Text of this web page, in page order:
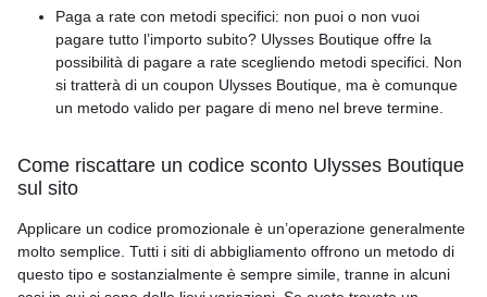
Paga a rate con metodi specifici: non puoi o non vuoi
pagare tutto l’importo subito? Ulysses Boutique offre la
possibilità di pagare a rate scegliendo metodi specifici. Non
si tratterà di un coupon Ulysses Boutique, ma è comunque
un metodo valido per pagare di meno nel breve termine.
Come riscattare un codice sconto Ulysses Boutique
sul sito
Applicare un codice promozionale è un’operazione generalmente
molto semplice. Tutti i siti di abbigliamento offrono un metodo di
questo tipo e sostanzialmente è sempre simile, tranne in alcuni